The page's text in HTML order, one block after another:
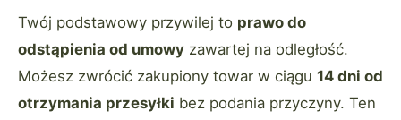
Twój podstawowy przywilej to prawo do
odstąpienia od umowy zawartej na odległość.
Możesz zwrócić zakupiony towar w ciągu 14 dni od
otrzymania przesyłki bez podania przyczyny. Ten